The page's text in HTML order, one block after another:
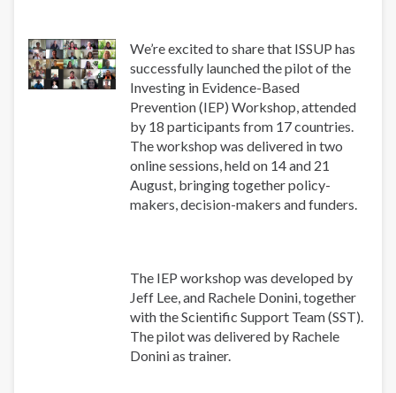
We’re excited to share that ISSUP has
successfully launched the pilot of the
Investing in Evidence-Based
Prevention (IEP) Workshop, attended
by 18 participants from 17 countries.
The workshop was delivered in two
online sessions, held on 14 and 21
August, bringing together policy-
makers, decision-makers and funders.
The IEP workshop was developed by
Jeff Lee, and Rachele Donini, together
with the Scientific Support Team (SST).
The pilot was delivered by Rachele
Donini as trainer.